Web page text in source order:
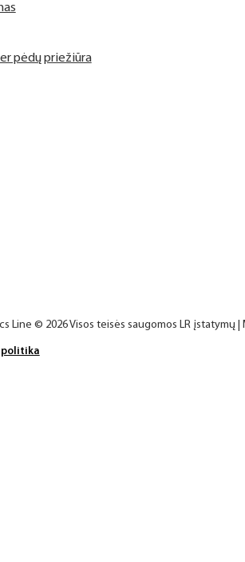
pėdų priežiūra
Line © 2026 Visos teisės saugomos LR įstatymų
politika